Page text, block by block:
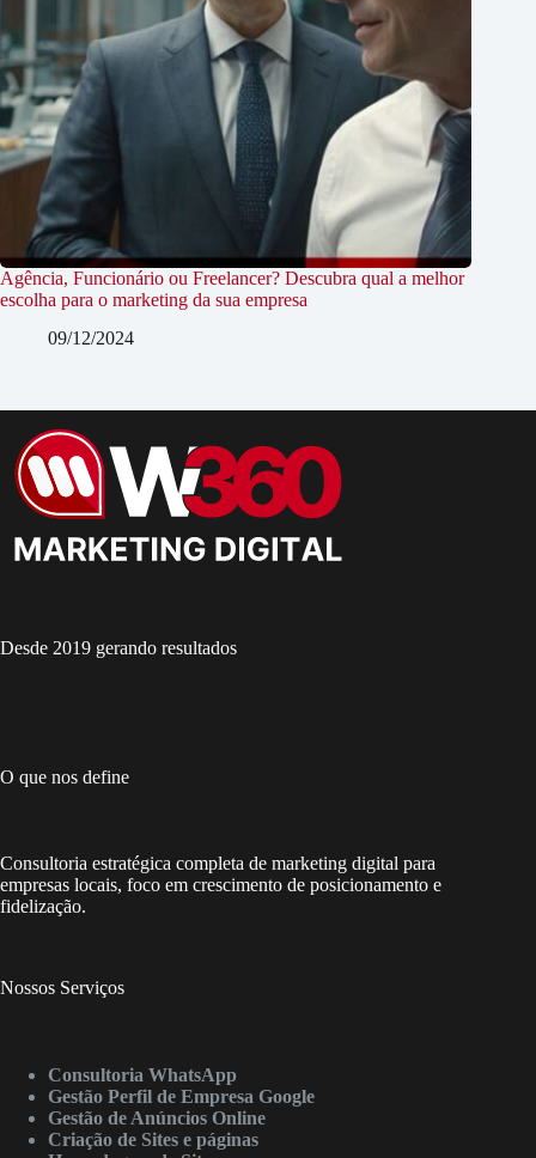
Agência, Funcionário ou Freelancer? Descubra qual a melhor
escolha para o marketing da sua empresa
09/12/2024
Desde 2019 gerando resultados
O que nos define
Consultoria estratégica completa de marketing digital para
empresas locais, foco em crescimento de posicionamento e
fidelização.
Nossos Serviços
Consultoria WhatsApp
Gestão Perfil de Empresa Google
Gestão de Anúncios Online
Criação de Sites e páginas